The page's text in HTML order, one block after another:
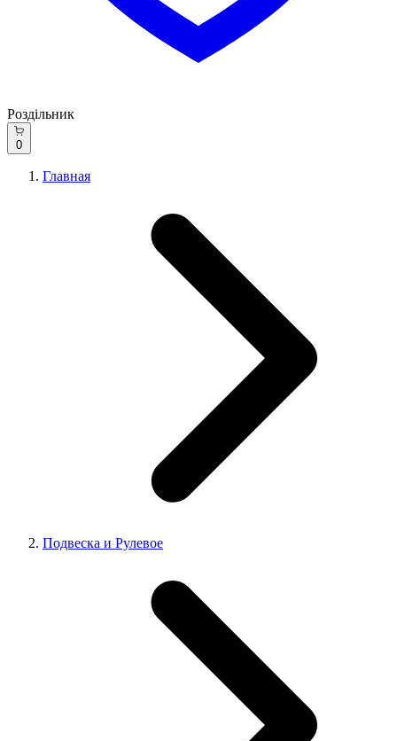
Роздільник
0
Главная
Подвеска и Рулевое